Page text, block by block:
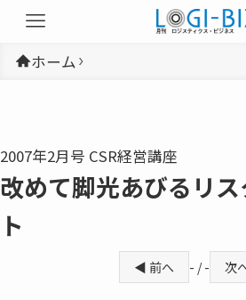
ホーム
2007年2月号 CSR経営講座
改めて脚光あびるリ
ト
◀ 前へ - / - 次